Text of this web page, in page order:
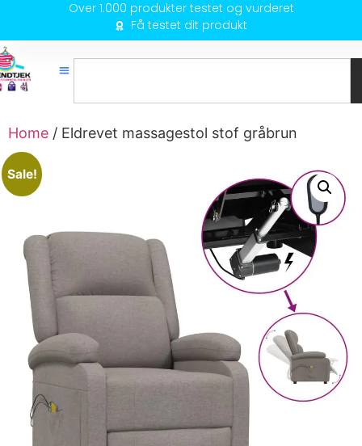
Over 1.000 produkter testet og vurderet
Få testet dit produkt
Home / Eldrevet massagestol stof gråbrun
Sale!